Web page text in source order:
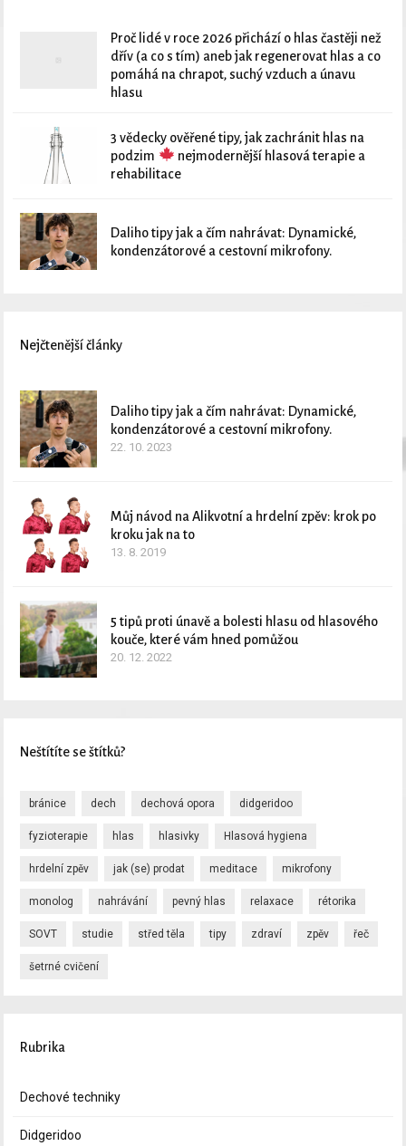
Proč lidé v roce 2026 přichází o hlas častěji než
dřív (a co s tím) aneb jak regenerovat hlas a co
pomáhá na chrapot, suchý vzduch a únavu
hlasu
3 vědecky ověřené tipy, jak zachránit hlas na
podzim
nejmodernější hlasová terapie a
rehabilitace
Daliho tipy jak a čím nahrávat: Dynamické,
kondenzátorové a cestovní mikrofony.
Nejčtenější články
Daliho tipy jak a čím nahrávat: Dynamické,
kondenzátorové a cestovní mikrofony.
22. 10. 2023
Můj návod na Alikvotní a hrdelní zpěv: krok po
kroku jak na to
13. 8. 2019
5 tipů proti únavě a bolesti hlasu od hlasového
kouče, které vám hned pomůžou
20. 12. 2022
Neštítíte se štítků?
bránice dech dechová opora didgeridoo
fyzioterapie hlas hlasivky Hlasová hygiena
hrdelní zpěv jak (se) prodat meditace mikrofony
monolog nahrávání pevný hlas relaxace rétorika
SOVT studie střed těla tipy zdraví zpěv řeč
šetrné cvičení
Rubrika
Dechové techniky
Didgeridoo